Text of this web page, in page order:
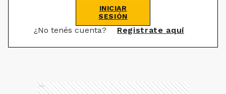
INICIAR
SESIÓN
¿No tenés cuenta? Registrate aquí
Ads